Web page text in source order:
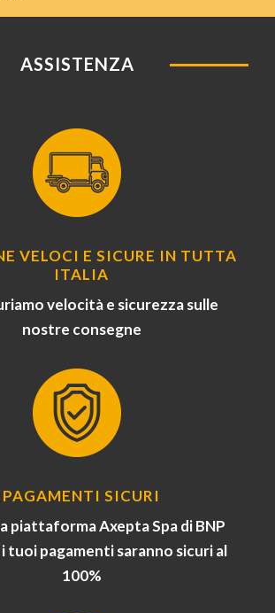
ASSISTENZA
VELOCI E SICURE IN TUTTA
ITALIA
velocità e sicurezza sulle
nostre consegne
PAGAMENTI SICURI
piattaforma Axepta Spa di BNP
i tuoi pagamenti saranno sicuri al
100%